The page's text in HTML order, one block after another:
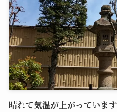
晴れて気温が上がっています